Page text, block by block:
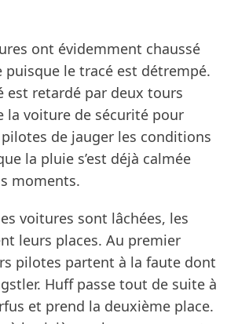
ont évidemment chaussé
puisque le tracé est détrempé.
est retardé par deux tours
la voiture de sécurité pour
de jauger les conditions
la pluie s’est déjà calmée
moments.
voitures sont lâchées, les
leurs places. Au premier
pilotes partent à la faute dont
Huff passe tout de suite à
et prend la deuxième place.